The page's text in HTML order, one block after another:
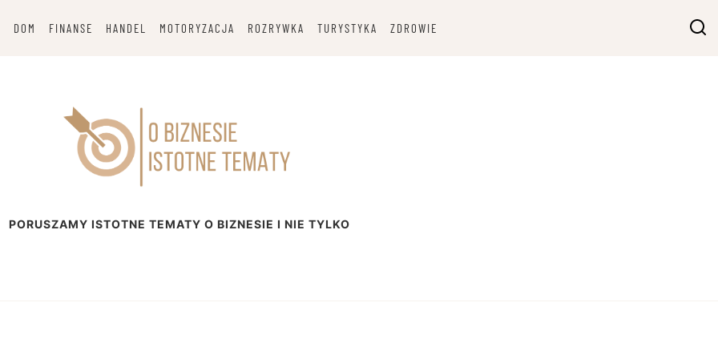
DOM FINANSE HANDEL MOTORYZACJA ROZRYWKA TURYSTYKA ZDROWIE
PORUSZAMY ISTOTNE TEMATY O BIZNESIE I NIE TYLKO